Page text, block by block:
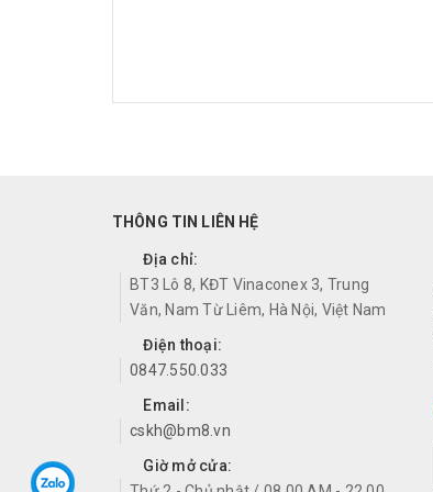
THÔNG TIN LIÊN HỆ
Địa chỉ:
BT3 Lô 8, KĐT Vinaconex 3, Trung
Văn, Nam Từ Liêm, Hà Nội, Việt Nam
Điện thoại:
0847.550.033
Email:
cskh@bm8.vn
Giờ mở cửa: